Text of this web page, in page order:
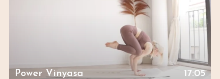
Power Vinyasa 17:05